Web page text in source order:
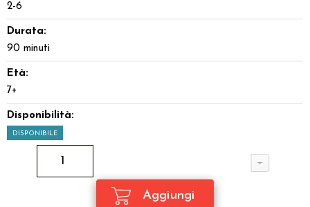
2-6
Durata:
90 minuti
Età:
7+
Disponibilità:
DISPONIBILE